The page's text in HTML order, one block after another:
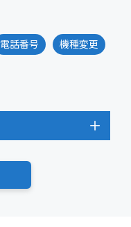
電話番号 機種変更